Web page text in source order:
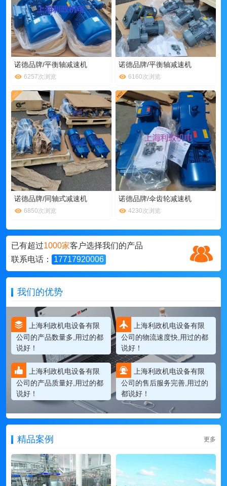
诺德品牌/平衡轴减速机
6257次浏览
诺德品牌/平衡轴减速机
6160次浏览
诺德品牌/同轴式减速机
6850次浏览
诺德品牌/伞齿轮减速机
4230次浏览
已有超过1000家客户选择我们的产品
联系电话：
17717920006
我们的优势
上海利政机电设备有限
公司的产品数量多,用过的都
说好！
上海利政机电设备有限
公司的物流速度快,用过的都
说好！
上海利政机电设备有限
公司的产品质量好,用过的都
说好！
上海利政机电设备有限
公司的售后服务完善,用过的
都说好！
精品案例 更多